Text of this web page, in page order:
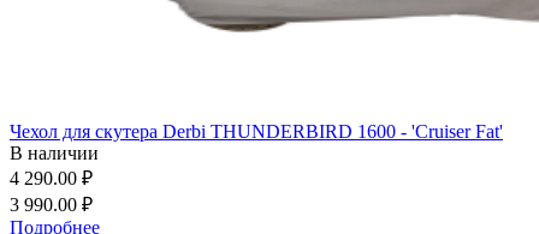
Чехол для скутера Derbi THUNDERBIRD 1600 - 'Cruiser Fat'
В наличии
4 290.00 ₽
3 990.00 ₽
Подробнее